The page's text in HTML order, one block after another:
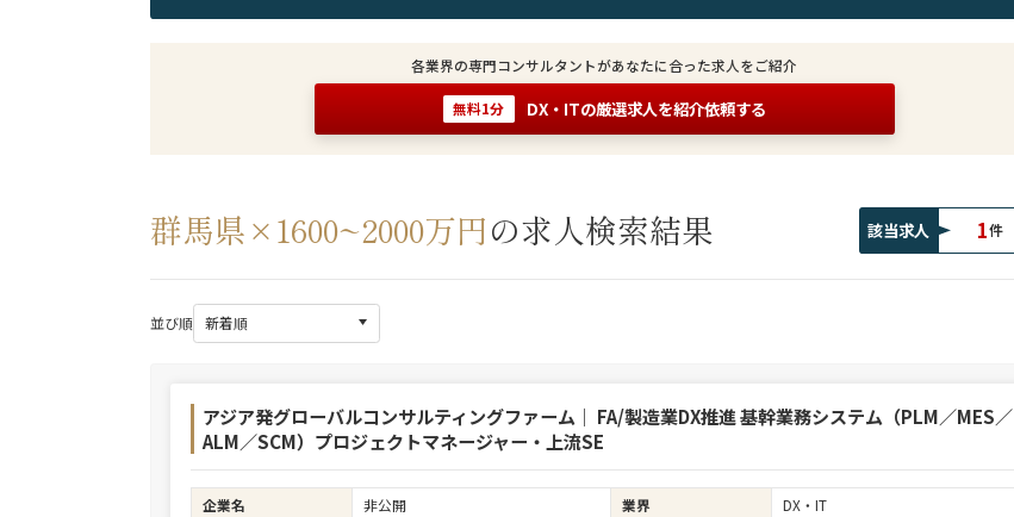
各業界の専門コンサルタントがあなたに合った求人をご紹介
無料1分 DX・ITの厳選求人を紹介依頼する
群馬県×1600~2000万円の求人検索結果 該当求人 1件
並び順
アジア発グローバルコンサルティングファーム｜ FA/製造業DX推進 基幹業務システム（PLM／MES／
ALM／SCM）プロジェクトマネージャー・上流SE
企業名 非公開 業界
DX・IT